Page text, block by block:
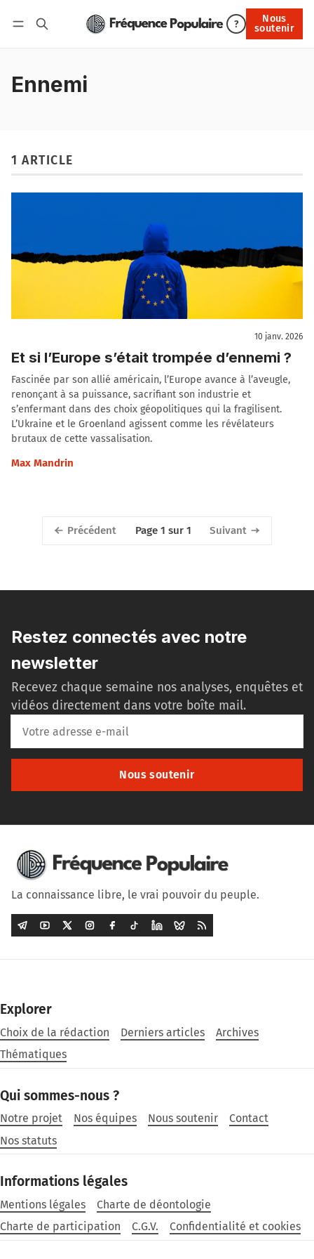
?
Nous
soutenir
Nous soutenir
Ennemi
1 ARTICLE
10 janv. 2026
Et si l’Europe s’était trompée d’ennemi ?
Fascinée par son allié américain, l’Europe avance à l’aveugle,
renonçant à sa puissance, sacrifiant son industrie et
s’enfermant dans des choix géopolitiques qui la fragilisent.
L’Ukraine et le Groenland agissent comme les révélateurs
brutaux de cette vassalisation.
Max Mandrin
Précédent Page 1 sur 1 Suivant
Restez connectés avec notre
newsletter
Recevez chaque semaine nos analyses, enquêtes et
vidéos directement dans votre boîte mail.
Nous soutenir
La connaissance libre, le vrai pouvoir du peuple.
Explorer
Choix de la rédaction Derniers articles
Archives
Thématiques
Qui sommes-nous ?
Notre projet Nos équipes Nous soutenir
Contact
Nos statuts
Informations légales
Mentions légales
Charte de déontologie
Charte de participation
C.G.V. Confidentialité et cookies